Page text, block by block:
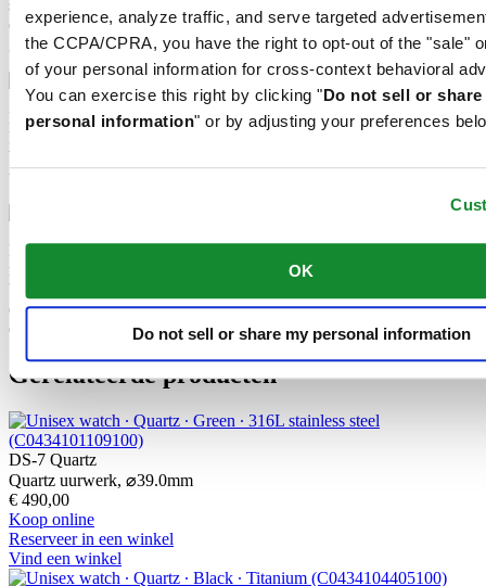
experience, analyze traffic, and serve targeted
the CCPA/CPRA, you have the right to opt-out of the "sale"
of your personal information for cross-context behavioral
You can exercise this right by clicking "Do not sell or share
personal information" or by adjusting your preferences
OK
Do not sell or share my personal information
schokbestendig en zeer transparant. Daarom is saffierglas een
essentieel element in het DS Concept en wordt het door Certina
gebruikt in al haar modellen om de wijzerplaten te beschermen.
Het 316L roestvrije staal dat Certina onder meer gebruikt voor
kasten, banden en gespen, is enorm bestendig en corrosievast. Het
bevat slechts een minieme hoeveelheid nikkel, dat niet vrijkomt
tijdens het dragen en derhalve geen nikkelallergie veroorzaakt.
PVD is de afkorting voor physical vapour deposition en verwijst
naar een moderne coatingmethode waarbij een materiaal,
bijvoorbeeld goud, in verdampte vorm kan worden overgebracht op
een stalen of titanium substraat. Het resultaat is even fijn als
duurzaam. PVD is bestendig, corrosiebestendig en zeer hard.
Gerelateerde producten
DS-7 Quartz
Quartz uurwerk, ⌀39.0mm
€ 490,00
Koop online
Reserveer in een winkel
Vind een winkel